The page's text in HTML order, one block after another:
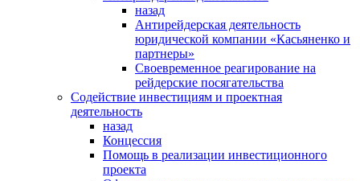
назад
Антирейдерская деятельность
юридической компании «Касьяненко и
партнеры»
Своевременное реагирование на
рейдерские посягательства
Содействие инвестициям и проектная
деятельность
назад
Концессия
Помощь в реализации инвестиционного
проекта